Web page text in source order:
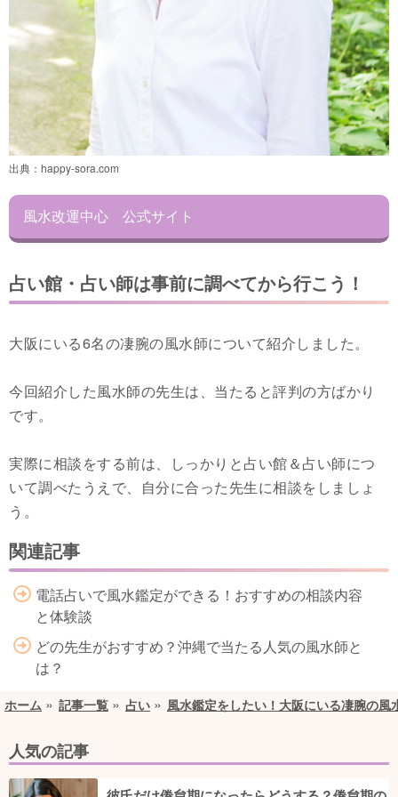
出典： happy-sora.com
風水改運中心 公式サイト
占い館・占い師は事前に調べてから行こう！
大阪にいる6名の凄腕の風水師について紹介しました。
今回紹介した風水師の先生は、当たると評判の方ばかり
です。
実際に相談をする前は、しっかりと占い館＆占い師につ
いて調べたうえで、自分に合った先生に相談をしましょ
う。
関連記事
電話占いで風水鑑定ができる！おすすめの相談内容
と体験談
どの先生がおすすめ？沖縄で当たる人気の風水師と
は？
ホーム 記事一覧 占い 風水鑑定をしたい！大阪にいる凄腕の風
人気の記事